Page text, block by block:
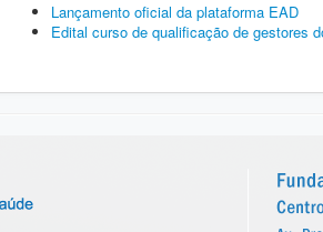
Lançamento oficial da plataforma EAD
Edital curso de qualificação de gestores